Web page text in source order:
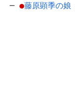
─ ●藤原顕季の娘